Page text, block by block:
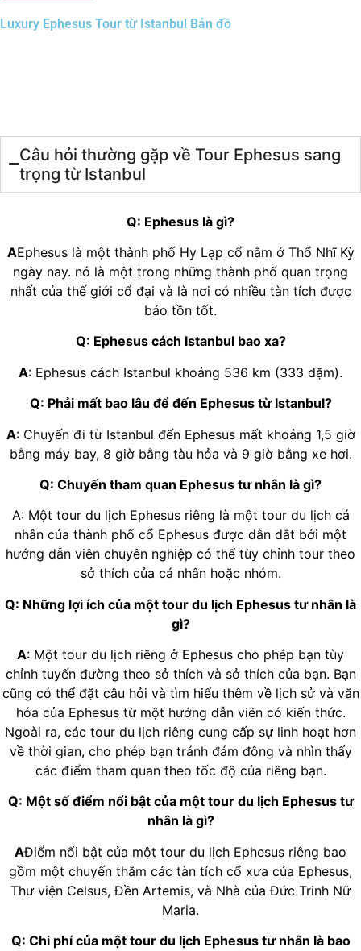
Luxury Ephesus Tour từ Istanbul Bản đồ
Câu hỏi thường gặp về Tour Ephesus sang
trọng từ Istanbul
Q: Ephesus là gì?
AEphesus là một thành phố Hy Lạp cổ nằm ở Thổ Nhĩ Kỳ
ngày nay. nó là một trong những thành phố quan trọng
nhất của thế giới cổ đại và là nơi có nhiều tàn tích được
bảo tồn tốt.
Q: Ephesus cách Istanbul bao xa?
A: Ephesus cách Istanbul khoảng 536 km (333 dặm).
Q: Phải mất bao lâu để đến Ephesus từ Istanbul?
A: Chuyến đi từ Istanbul đến Ephesus mất khoảng 1,5 giờ
bằng máy bay, 8 giờ bằng tàu hỏa và 9 giờ bằng xe hơi.
Q: Chuyến tham quan Ephesus tư nhân là gì?
A: Một tour du lịch Ephesus riêng là một tour du lịch cá
nhân của thành phố cổ Ephesus được dẫn dắt bởi một
hướng dẫn viên chuyên nghiệp có thể tùy chỉnh tour theo
sở thích của cá nhân hoặc nhóm.
Q: Những lợi ích của một tour du lịch Ephesus tư nhân là
gì?
A: Một tour du lịch riêng ở Ephesus cho phép bạn tùy
chỉnh tuyến đường theo sở thích và sở thích của bạn. Bạn
cũng có thể đặt câu hỏi và tìm hiểu thêm về lịch sử và văn
hóa của Ephesus từ một hướng dẫn viên có kiến thức.
Ngoài ra, các tour du lịch riêng cung cấp sự linh hoạt hơn
về thời gian, cho phép bạn tránh đám đông và nhìn thấy
các điểm tham quan theo tốc độ của riêng bạn.
Q: Một số điểm nổi bật của một tour du lịch Ephesus tư
nhân là gì?
AĐiểm nổi bật của một tour du lịch Ephesus riêng bao
gồm một chuyến thăm các tàn tích cổ xưa của Ephesus,
Thư viện Celsus, Đền Artemis, và Nhà của Đức Trinh Nữ
Maria.
Q: Chi phí của một tour du lịch Ephesus tư nhân là bao